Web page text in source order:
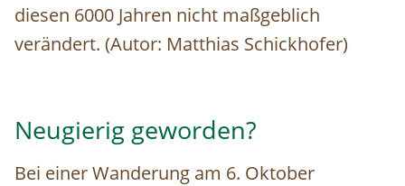
diesen 6000 Jahren nicht maßgeblich
verändert. (Autor: Matthias Schickhofer)
Neugierig geworden?
Bei einer Wanderung am 6. Oktober